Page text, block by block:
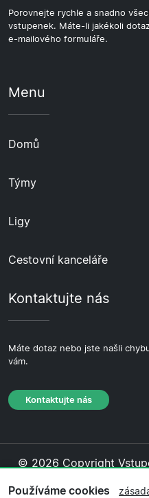
Porovnejte rychle a snadno
vstupenek. Máte-li jakékoli
e-mailového formuláře.
Menu
Domů
Týmy
Ligy
Cestovní kanceláře
Kontaktujte nás
Máte dotaz nebo jste našli
vám.
Kontaktujte nás
© 2026 Copyright
Používáme cookies